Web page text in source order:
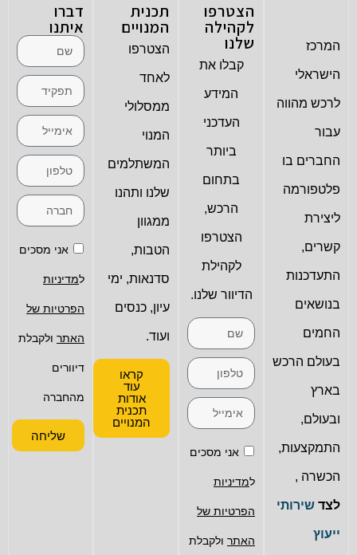
המרכז
הישראלי
לרכש מהווה
עבור
החברים בו
פלטפורמה
ליצירת
קשרים,
התעדכנות
בנושאים
החמים
בעולם הרכש
בארץ
ובעולם,
התמקצעות,
הכשרה ,
לצד שירותי
ייעוץ
הצטרפו
לקהילה
שלנו
קבלו את
המידע
העדכני
ביותר
בתחום
הרכש,
הצטרפו
לקהילת
הדיוור שלנו.
אני מסכים
למדיניות
הפרטיות של
האתר ולקבלת
תכנית
המנויים
הצטרפו
לאחד
ממסלולי
המנוי
המשתלמים
שלנו ותהנו
ממגוון
הטבות,
סדנאות, ימי
עיון, כנסים
ועוד.
קראו
עוד
אודות
תכנית
המנויים
דברו
איתנו
אני מסכים
למדיניות
הפרטיות של
האתר ולקבלת
דיוורים
מהחברה
שליחה